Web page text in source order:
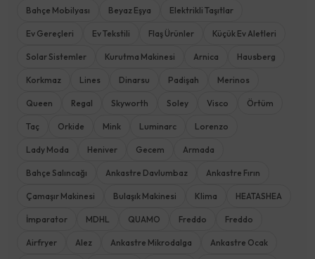
Bahçe Mobilyası Beyaz Eşya Elektrikli Taşıtlar
Ev Gereçleri Ev Tekstili Flaş Ürünler Küçük Ev Aletleri
Solar Sistemler Kurutma Makinesi Arnica Hausberg
Korkmaz Lines Dinarsu Padişah Merinos
Queen Regal Skyworth Soley Visco Örtüm
Taç Orkide Mink Luminarc Lorenzo
Lady Moda Heniver Gecem Armada
Bahçe Salıncağı Ankastre Davlumbaz Ankastre Fırın
Çamaşır Makinesi Bulaşık Makinesi Klima HEATASHEA
İmparator MDHL QUAMO Freddo Freddo
Airfryer Alez Ankastre Mikrodalga Ankastre Ocak